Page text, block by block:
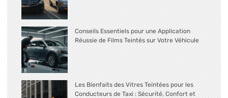
Conseils Essentiels pour une Application
Réussie de Films Teintés sur Votre Véhicule
Les Bienfaits des Vitres Teintées pour les
Conducteurs de Taxi : Sécurité, Confort et